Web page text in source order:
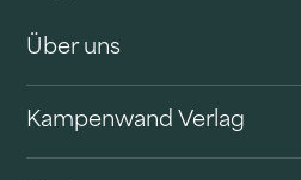
Über uns
Kampenwand Verlag